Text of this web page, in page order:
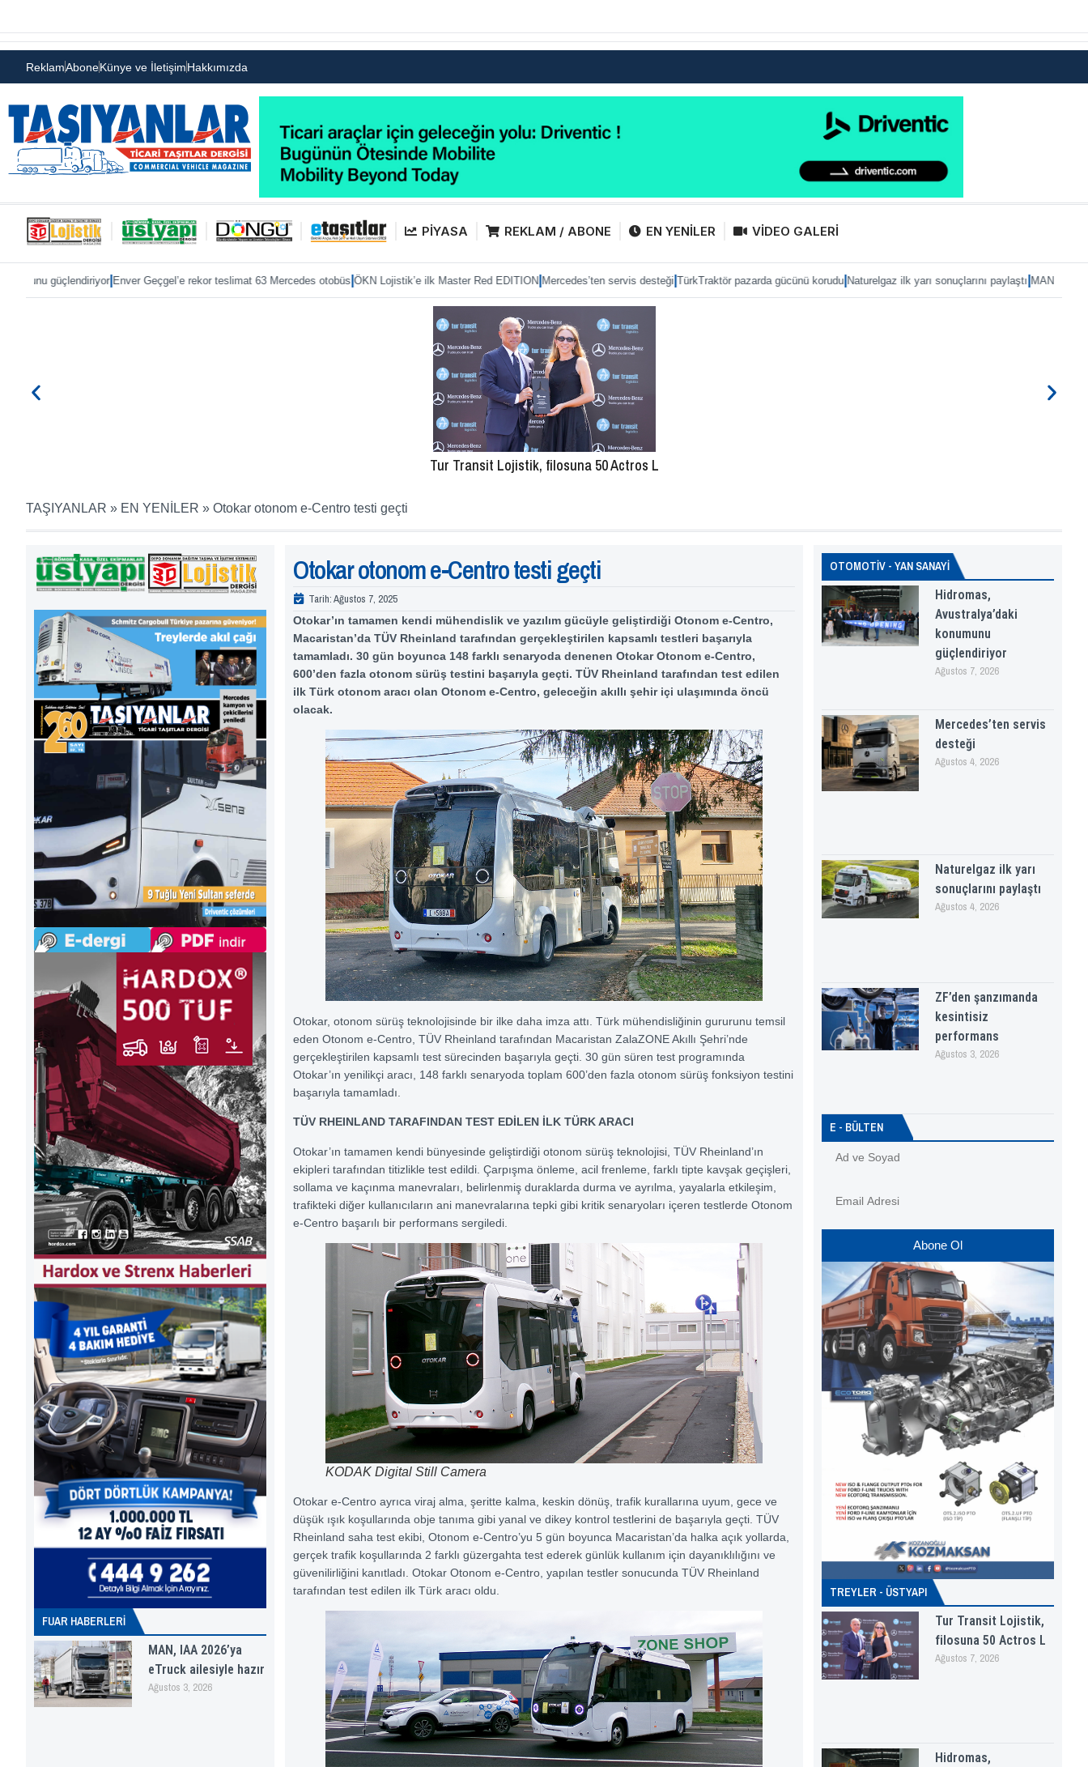
ReklamAboneKünye ve İletişimHakkımızda
PİYASA REKLAM / ABONE EN YENİLER VİDEO GALERİ
|Enver Geçgel’e rekor teslimat 63 Mercedes otobüs|ÖKN Lojistik’e ilk Master Red EDITION|Mercedes’ten servis desteği| TürkTraktör pazarda gücünü korudu |Naturelgaz ilk yarı sonuçlarını paylaştı|MAN, IAA 2026’ya eTruck
Tur Transit Lojistik, filosuna 50 Actros L
TAŞIYANLAR » EN YENİLER » Otokar otonom e-Centro testi geçti
FUAR HABERLERI
MAN, IAA 2026’ya
eTruck ailesiyle hazır
Ağustos 3, 2026
Otokar otonom e-Centro testi geçti
Tarih:Ağustos 7, 2025
Otokar’ın tamamen kendi mühendislik ve yazılım gücüyle geliştirdiği Otonom e-Centro,
Macaristan’da TÜV Rheinland tarafından gerçekleştirilen kapsamlı testleri başarıyla
tamamladı. 30 gün boyunca 148 farklı senaryoda denenen Otokar Otonom e-Centro,
600’den fazla otonom sürüş testini başarıyla geçti. TÜV Rheinland tarafından test edilen
ilk Türk otonom aracı olan Otonom e-Centro, geleceğin akıllı şehir içi ulaşımında öncü
olacak.
Otokar, otonom sürüş teknolojisinde bir ilke daha imza attı. Türk mühendisliğinin gururunu temsil
eden Otonom e-Centro, TÜV Rheinland tarafından Macaristan ZalaZONE Akıllı Şehri’nde
gerçekleştirilen kapsamlı test sürecinden başarıyla geçti. 30 gün süren test programında
Otokar’ın yenilikçi aracı, 148 farklı senaryoda toplam 600’den fazla otonom sürüş fonksiyon testini
başarıyla tamamladı.
TÜV RHEINLAND TARAFINDAN TEST EDİLEN İLK TÜRK ARACI
Otokar’ın tamamen kendi bünyesinde geliştirdiği otonom sürüş teknolojisi, TÜV Rheinland’ın
ekipleri tarafından titizlikle test edildi. Çarpışma önleme, acil frenleme, farklı tipte kavşak geçişleri,
sollama ve kaçınma manevraları, belirlenmiş duraklarda durma ve ayrılma, yayalarla etkileşim,
trafikteki diğer kullanıcıların ani manevralarına tepki gibi kritik senaryoları içeren testlerde Otonom
e-Centro başarılı bir performans sergiledi.
KODAK Digital Still Camera
Otokar e-Centro ayrıca viraj alma, şeritte kalma, keskin dönüş, trafik kurallarına uyum, gece ve
düşük ışık koşullarında obje tanıma gibi yanal ve dikey kontrol testlerini de başarıyla geçti. TÜV
Rheinland saha test ekibi, Otonom e-Centro’yu 5 gün boyunca Macaristan’da halka açık yollarda,
gerçek trafik koşullarında 2 farklı güzergahta test ederek günlük kullanım için dayanıklılığını ve
güvenilirliğini kanıtladı. Otokar Otonom e-Centro, yapılan testler sonucunda TÜV Rheinland
tarafından test edilen ilk Türk aracı oldu.
OTOMOTİV - YAN SANAYİ
Hidromas,
Avustralya’daki
konumunu
güçlendiriyor
Ağustos 7, 2026
Mercedes’ten servis
desteği
Ağustos 4, 2026
Naturelgaz ilk yarı
sonuçlarını paylaştı
Ağustos 4, 2026
ZF’den şanzımanda
kesintisiz
performans
Ağustos 3, 2026
E - BÜLTEN
Abone Ol
TREYLER - ÜSTYAPI
Tur Transit Lojistik,
filosuna 50 Actros L
Ağustos 7, 2026
Hidromas,